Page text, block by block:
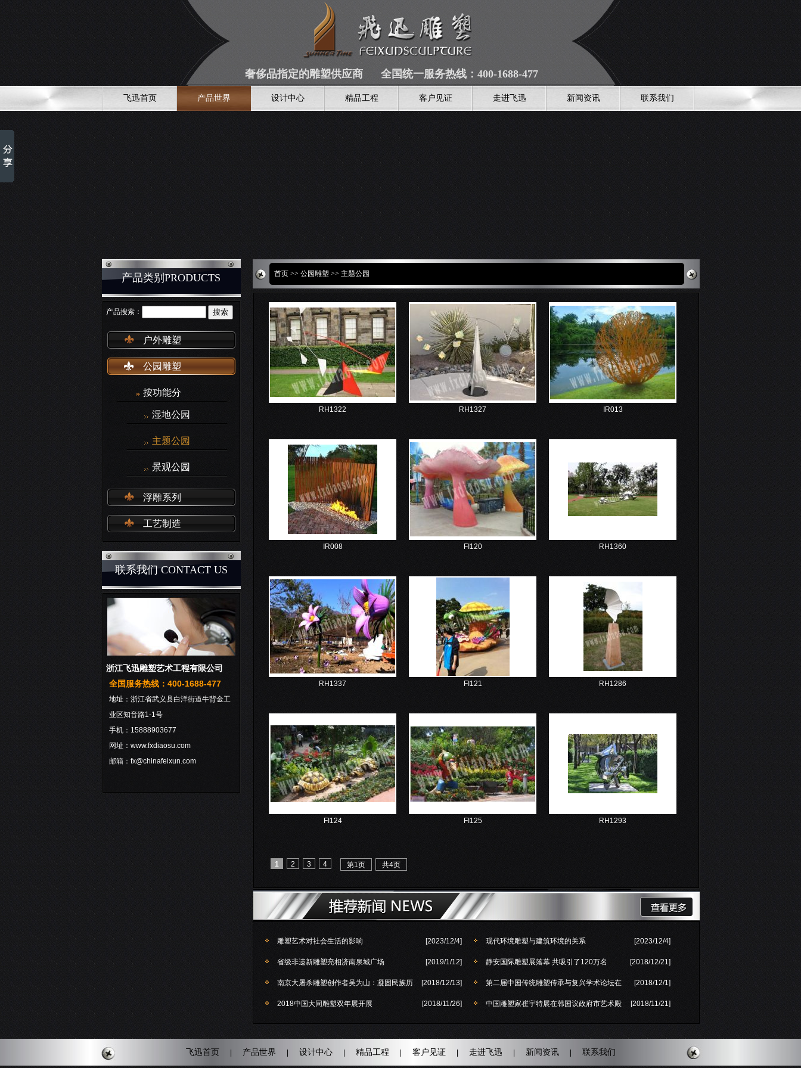
奢侈品指定的雕塑供应商 全国统一服务热线：400-1688-477
飞迅首页 产品世界 设计中心 精品工程 客户见证 走进飞迅 新闻资讯 联系我们
产品类别PRODUCTS
产品搜索：
户外雕塑
公园雕塑
按功能分
湿地公园
主题公园
景观公园
浮雕系列
工艺制造
联系我们 CONTACT US
浙江飞迅雕塑艺术工程有限公司
全国服务热线：400-1688-477
地址：浙江省武义县白洋街道牛背金工
业区知音路1-1号
手机：15888903677
网址：www.fxdiaosu.com
邮箱：fx@chinafeixun.com
首页>> 公园雕塑 >> 主题公园
RH1322 RH1327 IR013
IR008 FI120 RH1360
RH1337 FI121 RH1286
FI124 FI125 RH1293
1 2 3 4 第1页 共4页
雕塑艺术对社会生活的影响 [2023/12/4] 现代环境雕塑与建筑环境的关系 [2023/12/4]
省级非遗新雕塑亮相济南泉城广场 [2019/1/12] 静安国际雕塑展落幕 共吸引了120万名 [2018/12/21]
南京大屠杀雕塑创作者吴为山：凝固民族历 [2018/12/13] 第二届中国传统雕塑传承与复兴学术论坛在 [2018/12/1]
2018中国大同雕塑双年展开展 [2018/11/26] 中国雕塑家崔宇特展在韩国议政府市艺术殿 [2018/11/21]
飞迅首页 产品世界 设计中心 精品工程 客户见证 走进飞迅 新闻资讯 联系我们